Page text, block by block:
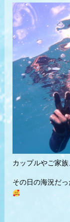
カップルやご家
その日の海況だ